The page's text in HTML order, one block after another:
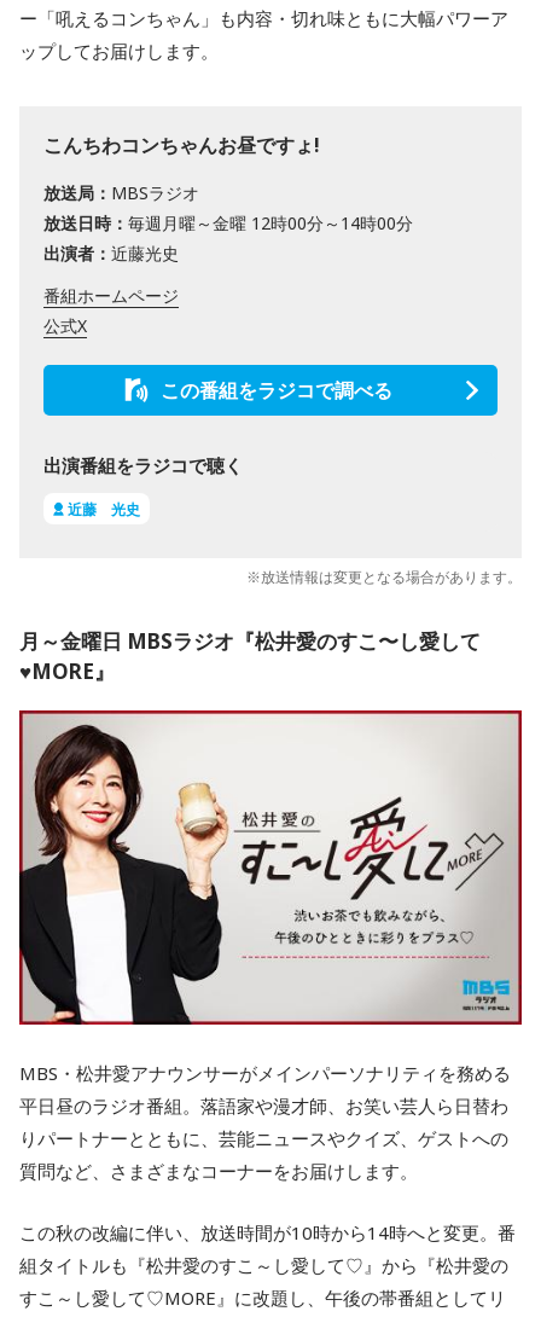
ー「吼えるコンちゃん」も内容・切れ味ともに大幅パワーア
ップしてお届けします。
こんちわコンちゃんお昼ですょ!
放送局： MBSラジオ
放送日時： 毎週月曜～金曜 12時00分～14時00分
出演者： 近藤光史
番組ホームページ
公式X
この番組をラジコで調べる
出演番組をラジコで聴く
近藤 光史
※放送情報は変更となる場合があります。
月～金曜日 MBSラジオ『松井愛のすこ〜し愛して
♥MORE』
MBS・松井愛アナウンサーがメインパーソナリティを務める
平日昼のラジオ番組。落語家や漫才師、お笑い芸人ら日替わ
りパートナーとともに、芸能ニュースやクイズ、ゲストへの
質問など、さまざまなコーナーをお届けします。
この秋の改編に伴い、放送時間が10時から14時へと変更。番
組タイトルも『松井愛のすこ～し愛して♡』から『松井愛の
すこ～し愛して♡MORE』に改題し、午後の帯番組としてリ